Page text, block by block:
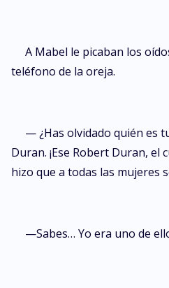
A Mabel le picaban los
teléfono de la oreja.
— ¿Has olvidado quién es
Duran. ¡Ese Robert Duran, el
hizo que a todas las mujeres
—Sabes… Yo era uno de